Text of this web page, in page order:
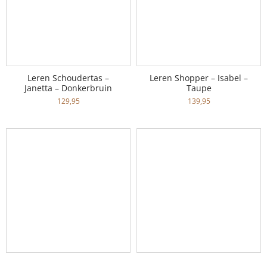
Leren Schoudertas –
Janetta – Donkerbruin
129,95
Leren Shopper – Isabel –
Taupe
139,95